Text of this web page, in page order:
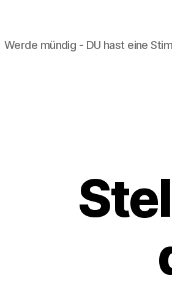
Werde mündig - DU hast eine